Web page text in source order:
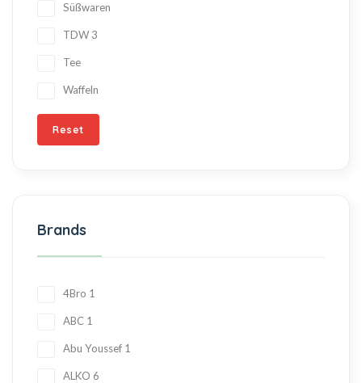
Süßwaren
TDW 3
Tee
Waffeln
Reset
Brands
4Bro 1
ABC 1
Abu Youssef 1
ALKO 6